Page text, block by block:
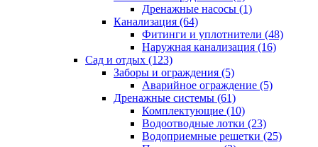
Дренажные насосы (1)
Канализация (64)
Фитинги и уплотнители (48)
Наружная канализация (16)
Сад и отдых (123)
Заборы и ограждения (5)
Аварийное ограждение (5)
Дренажные системы (61)
Комплектующие (10)
Водоотводные лотки (23)
Водоприемные решетки (25)